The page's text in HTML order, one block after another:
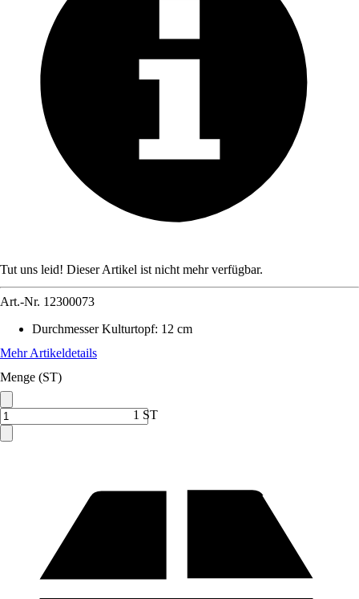
Tut uns leid! Dieser Artikel ist nicht mehr verfügbar.
Art.-Nr. 12300073
Durchmesser Kulturtopf: 12 cm
Mehr Artikeldetails
Menge (ST)
1 ST